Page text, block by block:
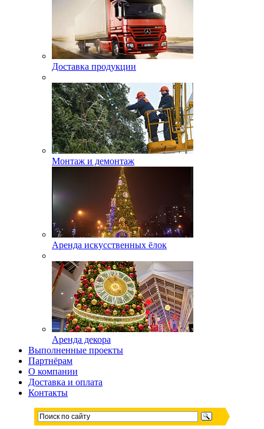
Доставка продукции
Монтаж и демонтаж
Аренда искусственных ёлок
Аренда декора
Выполненные проекты
Партнёрам
О компании
Доставка и оплата
Контакты